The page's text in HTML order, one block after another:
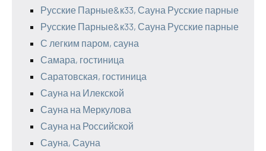
Русские Парные&к33, Сауна Русские парные
Русские Парные&к33, Сауна Русские парные
С легким паром, сауна
Самара, гостиница
Саратовская, гостиница
Сауна на Илекской
Сауна на Меркулова
Сауна на Российской
Сауна, Сауна